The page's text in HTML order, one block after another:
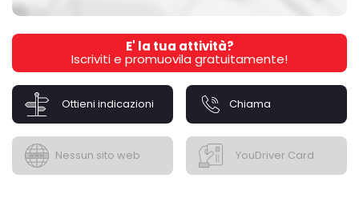
E' la tua attività?
Iscriviti e promuovila gratuitamente!
Ottieni indicazioni Chiama
Nessun sito web YouDriver Card